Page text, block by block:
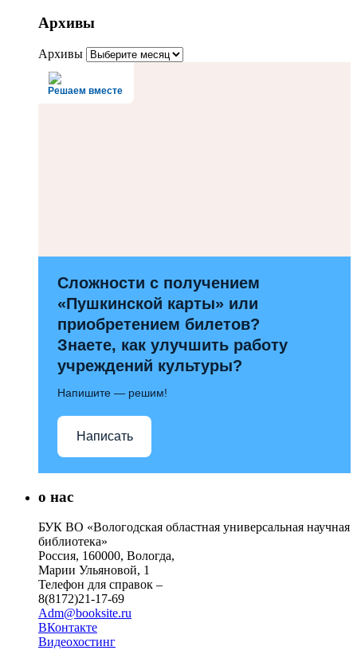
Архивы
Архивы
Решаем вместе
Сложности с получением
«Пушкинской карты» или
приобретением билетов?
Знаете, как улучшить работу
учреждений культуры?
Напишите — решим!
Написать
о нас
БУК ВО «Вологодская областная универсальная научная
библиотека»
Россия, 160000, Вологда,
Марии Ульяновой, 1
Телефон для справок –
8(8172)21-17-69
Adm@booksite.ru
ВКонтакте
Видеохостинг